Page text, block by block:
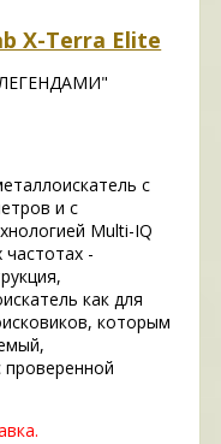
X-Terra Elite
с
и с
Multi-IQ
-
как для
которым